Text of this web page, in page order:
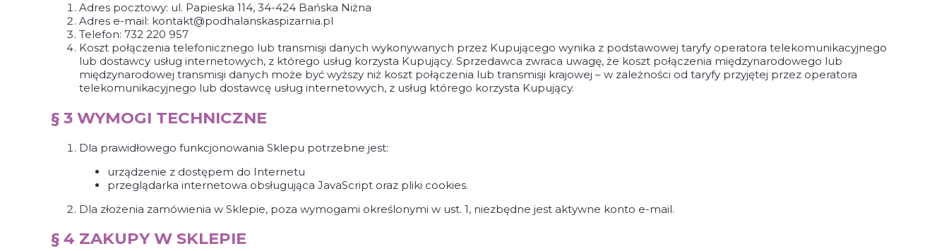
Adres pocztowy: ul. Papieska 114, 34-424 Bańska Niżna
Adres e-mail: kontakt@podhalanskaspizarnia.pl
Telefon: 732 220 957
Koszt połączenia telefonicznego lub transmisji danych wykonywanych przez Kupującego wynika z podstawowej taryfy operatora telekomunikacyjnego
lub dostawcy usług internetowych, z którego usług korzysta Kupujący. Sprzedawca zwraca uwagę, że koszt połączenia międzynarodowego lub
międzynarodowej transmisji danych może być wyższy niż koszt połączenia lub transmisji krajowej – w zależności od taryfy przyjętej przez operatora
telekomunikacyjnego lub dostawcę usług internetowych, z usług którego korzysta Kupujący.
§ 3 WYMOGI TECHNICZNE
Dla prawidłowego funkcjonowania Sklepu potrzebne jest:
urządzenie z dostępem do Internetu
przeglądarka internetowa obsługująca JavaScript oraz pliki cookies.
Dla złożenia zamówienia w Sklepie, poza wymogami określonymi w ust. 1, niezbędne jest aktywne konto e-mail.
§ 4 ZAKUPY W SKLEPIE